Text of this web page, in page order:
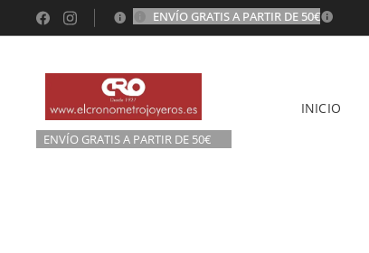
ENVÍO GRATIS A PARTIR DE 50€
ENVÍO GRATIS A PARTIR DE 50€💫
INICIO